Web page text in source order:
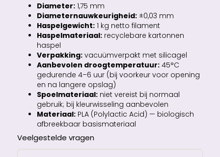
Diameter: 1,75 mm
Diameternauwkeurigheid: ±0,03 mm
Haspelgewicht: 1 kg netto filament
Haspelmateriaal: recyclebare kartonnen
haspel
Verpakking: vacuümverpakt met silicagel
Aanbevolen droogtemperatuur: 45°C
gedurende 4–6 uur (bij voorkeur voor opening
en na langere opslag)
Spoelmateriaal: niet vereist bij normaal
gebruik; bij kleurwisseling aanbevolen
Materiaal: PLA (Polylactic Acid) — biologisch
afbreekbaar basismateriaal
Veelgestelde vragen